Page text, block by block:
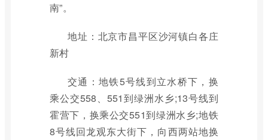
南”。
地址：北京市昌平区沙河镇白各庄
新村
交通：地铁5号线到立水桥下，换
乘公交558、551到绿洲水乡;13号线到
霍营下，换乘公交551到绿洲水乡;地铁
8号线回龙观东大街下，向西两站地换